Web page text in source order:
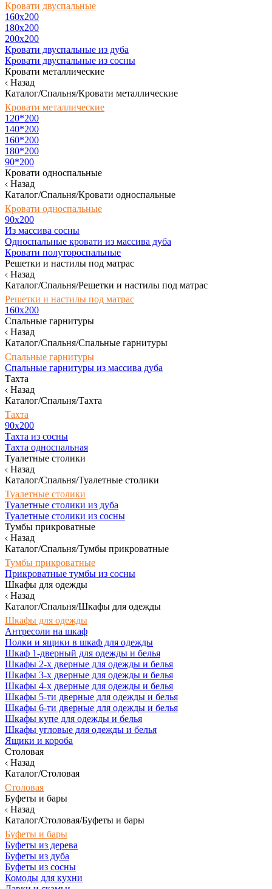
Кровати двуспальные
160х200
180x200
200x200
Кровати двуспальные из дуба
Кровати двуспальные из сосны
Кровати металлические
Назад
Каталог/Спальня/Кровати металлические
Кровати металлические
120*200
140*200
160*200
180*200
90*200
Кровати односпальные
Назад
Каталог/Спальня/Кровати односпальные
Кровати односпальные
90х200
Из массива сосны
Односпальные кровати из массива дуба
Кровати полутороспальные
Решетки и настилы под матрас
Назад
Каталог/Спальня/Решетки и настилы под матрас
Решетки и настилы под матрас
160х200
Спальные гарнитуры
Назад
Каталог/Спальня/Спальные гарнитуры
Спальные гарнитуры
Спальные гарнитуры из массива дуба
Тахта
Назад
Каталог/Спальня/Тахта
Тахта
90х200
Тахта из сосны
Тахта односпальная
Туалетные столики
Назад
Каталог/Спальня/Туалетные столики
Туалетные столики
Туалетные столики из дуба
Туалетные столики из сосны
Тумбы прикроватные
Назад
Каталог/Спальня/Тумбы прикроватные
Тумбы прикроватные
Прикроватные тумбы из сосны
Шкафы для одежды
Назад
Каталог/Спальня/Шкафы для одежды
Шкафы для одежды
Антресоли на шкаф
Полки и ящики в шкаф для одежды
Шкаф 1-дверный для одежды и белья
Шкафы 2-х дверные для одежды и белья
Шкафы 3-х дверные для одежды и белья
Шкафы 4-х дверные для одежды и белья
Шкафы 5-ти дверные для одежды и белья
Шкафы 6-ти дверные для одежды и белья
Шкафы купе для одежды и белья
Шкафы угловые для одежды и белья
Ящики и короба
Столовая
Назад
Каталог/Столовая
Столовая
Буфеты и бары
Назад
Каталог/Столовая/Буфеты и бары
Буфеты и бары
Буфеты из дерева
Буфеты из дуба
Буфеты из сосны
Комоды для кухни